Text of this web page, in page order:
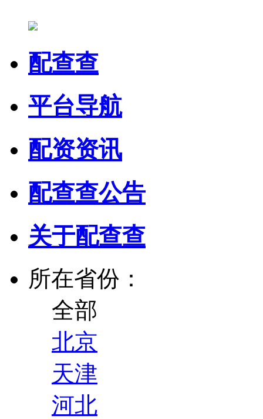
配查查
平台导航
配资资讯
配查查公告
关于配查查
所在省份：
全部
北京
天津
河北